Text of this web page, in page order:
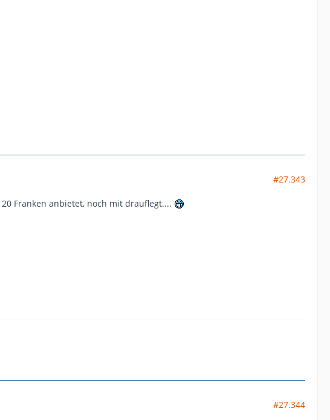
#27.343
Franken anbietet, noch mit drauflegt....
#27.344